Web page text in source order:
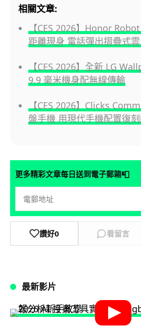
相關文章:
【CES 2026】Honor
距離現身 電話彈出摺疊式
【CES 2026】全新 LG
9.9 毫米機身配無線傳輸
【CES 2026】Clicks
盤手機 用現代手機配置復
更多精彩文章每日送到電子郵箱📮
讚好0 看留言
最新影片